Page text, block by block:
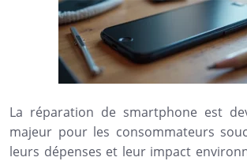
La réparation de smartphone est
majeur pour les consommateurs
leurs dépenses et leur impact